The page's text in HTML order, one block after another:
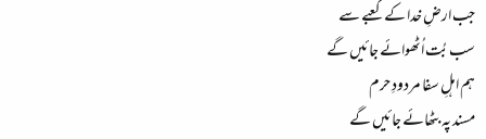
جب ارضِ خدا کے کعبے سے
سب بُت اُٹھوائے جائیں گے
ہم اہلِ سفا مردودِ حرم
مسند پہ بٹھائے جائیں گے